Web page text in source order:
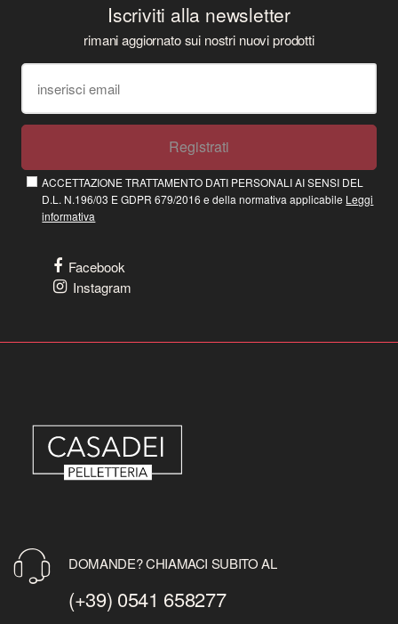
Iscriviti alla newsletter
rimani aggiornato sui nostri nuovi prodotti
Registrati
ACCETTAZIONE TRATTAMENTO DATI PERSONALI AI SENSI DEL
D.L. N.196/03 E GDPR 679/2016 e della normativa applicabile Leggi
informativa
Facebook
Instagram
DOMANDE? CHIAMACI SUBITO AL
(+39) 0541 658277